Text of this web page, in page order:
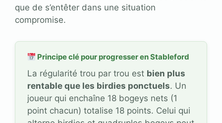
que de s’entêter dans une situation
compromise.
Principe clé pour progresser en Stableford
La régularité trou par trou est bien plus
rentable que les birdies ponctuels. Un
joueur qui enchaîne 18 bogeys nets (1
point chacun) totalise 18 points. Celui qui